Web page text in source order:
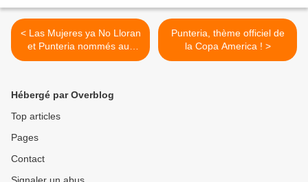
< Las Mujeres ya No Lloran
et Punteria nommés aux
Heat Latin Music Awards !
Punteria, thème officiel de
la Copa America ! >
Hébergé par Overblog
Top articles
Pages
Contact